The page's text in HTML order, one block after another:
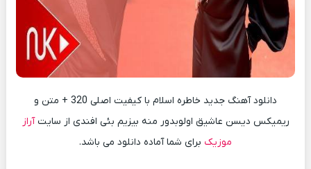
دانلود آهنگ جدید خاطره اسلام با کیفیت اصلی 320 + متن و
ریمیکس دیسن عاشیق اولوبدور منه بیزیم بئی افندی از سایتآراز
موزیک برای شما آماده دانلود می باشد.